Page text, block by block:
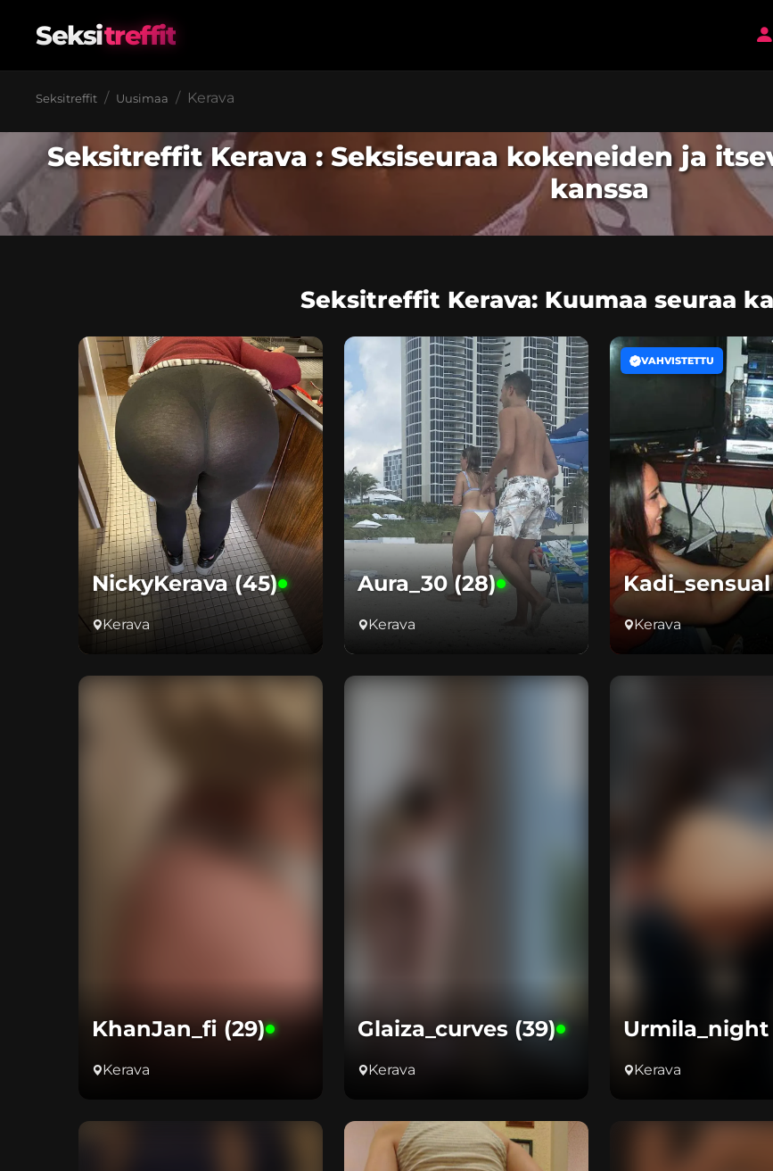
Seksitreffit
Seksitreffit Uusimaa Kerava
Seksitreffit Kerava : Seksiseuraa kokeneiden ja
kanssa
Seksitreffit Kerava: Kuumaa seuraa
NickyKerava (45)
Kerava
Aura_30 (28)
Kerava
VAHVISTETTU
Kerava
KhanJan_fi (29)
Kerava
Glaiza_curves (39)
Kerava
Urmila_night
Kerava